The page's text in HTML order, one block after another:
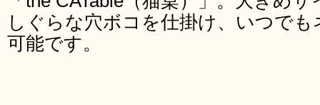
しぐらな穴ボコを仕掛け、いつで
可能です。